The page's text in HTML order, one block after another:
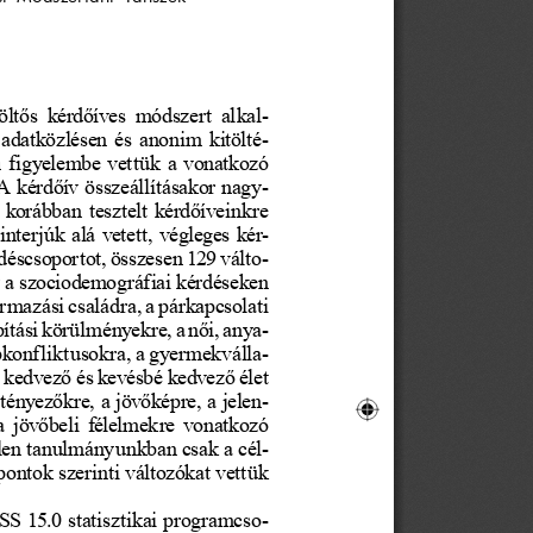
ős  kérdőíves  módszert  alkal-
és anonim kitölté-
figyelembe  vettük  a  vonatkozó
kérdőív összeállításakor nagy-
tesztelt  kérdőíveinkre
alá  vetett,  végleges  kér-
összesen 129 válto-
szociodemográfiai kérdéseken
családra, a párkapcsolati
körülményekre, a női, anya-
a gyermekválla-
ő és kevésbé kedvező élet
őkre, a jövőképre, a jelen-
jövőbeli  félelmekre  vonatkozó
tanulmányunkban csak a cél-
szerinti változókat vettük
15.0 statisztikai programcso-